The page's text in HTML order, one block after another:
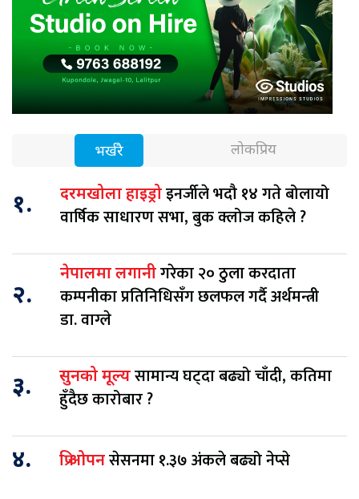
भर्खरै लोकप्रिय
१. दरमखोला हाइड्रोइनर्जीले भदौ १४ गते बोलायो
वार्षिक साधारण सभा, बुक क्लोज कहिले ?
२.
नेपालमा लगानीगरेका २० ठुला करदाता
कम्पनीका प्रतिनिधिसँग छलफल गर्दै अर्थमन्त्री
डा. वाग्ले
३. सुनको मूल्यसामान्य घट्दा बढ्यो चाँदी, कतिमा
हुँदैछ कारोबार ?
४. प्रि ओपनसेसनमा १.३७ अंकले बढ्यो नेप्से